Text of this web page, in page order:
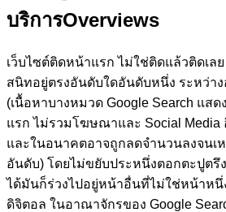
บริการOverviews
เว็บไซต์ติดหน้าแรก ไม่ใช่ติดแล้วติดเล
สนิทอยู่ตรงอันดับใดอันดับหนึ่ง ระหว่าง
(เนื้อหาบางหมวด Google Search แส
แรก ไม่รวมโฆษณาและ Social Media
และในอนาคตอาจถูกลดจำนวนลงจนเ
อันดับ) โดยไม่ขยับประหนึ่งตอกตะปูตรึ
ได้มันก็ร่วงไปอยู่หน้าอื่นที่ไม่ใช่หน้าหนึ่
ดิจิตอล ในอาณาจักรของ Google